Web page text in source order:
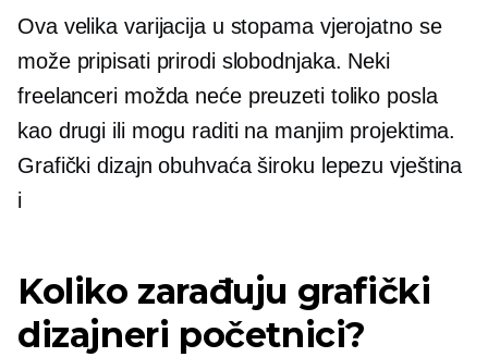
Ova velika varijacija u stopama vjerojatno se
može pripisati prirodi slobodnjaka. Neki
freelanceri možda neće preuzeti toliko posla
kao drugi ili mogu raditi na manjim projektima.
Grafički dizajn obuhvaća široku lepezu vještina
i
Koliko zarađuju grafički
dizajneri početnici?